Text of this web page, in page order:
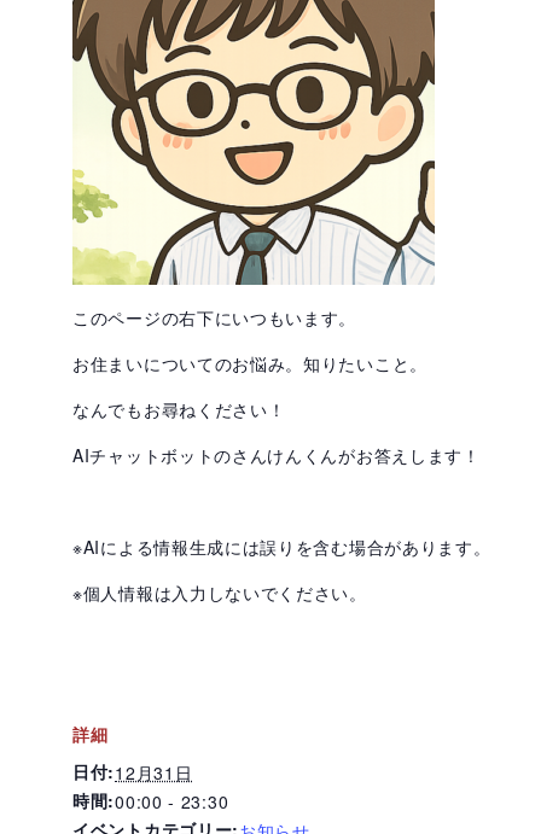
このページの右下にいつもいます。
お住まいについてのお悩み。知りたいこと。
なんでもお尋ねください！
AIチャットボットのさんけんくんがお答えします！
※AIによる情報生成には誤りを含む場合があります。
※個人情報は入力しないでください。
詳細
日付:12月31日
時間:00:00 - 23:30
イベントカテゴリー: